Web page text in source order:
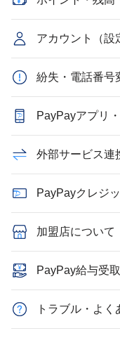
アカウント（設
紛失・電話番号
PayPayアプリ
外部サービス連
PayPayクレジ
加盟店について
PayPay給与受取
トラブル・よ